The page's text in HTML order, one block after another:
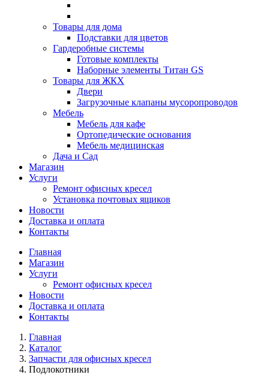
Товары для дома
Подставки для цветов
Гардеробные системы
Готовые комплекты
Наборные элементы Титан GS
Товары для ЖКХ
Двери
Загрузочные клапаны мусоропроводов
Мебель
Мебель для кафе
Ортопедические основания
Мебель медицинская
Дача и Сад
Магазин
Услуги
Ремонт офисных кресел
Установка почтовых ящиков
Новости
Доставка и оплата
Контакты
Главная
Магазин
Услуги
Ремонт офисных кресел
Новости
Доставка и оплата
Контакты
Главная
Каталог
Запчасти для офисных кресел
Подлокотники